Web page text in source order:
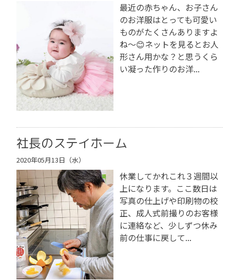
最近の赤ちゃん、お子さん
のお洋服はとっても可愛い
ものがたくさんありますよ
ね〜😊ネットを見るとお人
形さん用かな？と思うくら
い凝った作りのお洋...
社長のステイホーム
2020年05月13日（水）
休業してかれこれ３週間以
上になります。ここ数日は
写真の仕上げや印刷物の校
正、成人式前撮りのお客様
に連絡など、少しずつ休み
前の仕事に戻して...